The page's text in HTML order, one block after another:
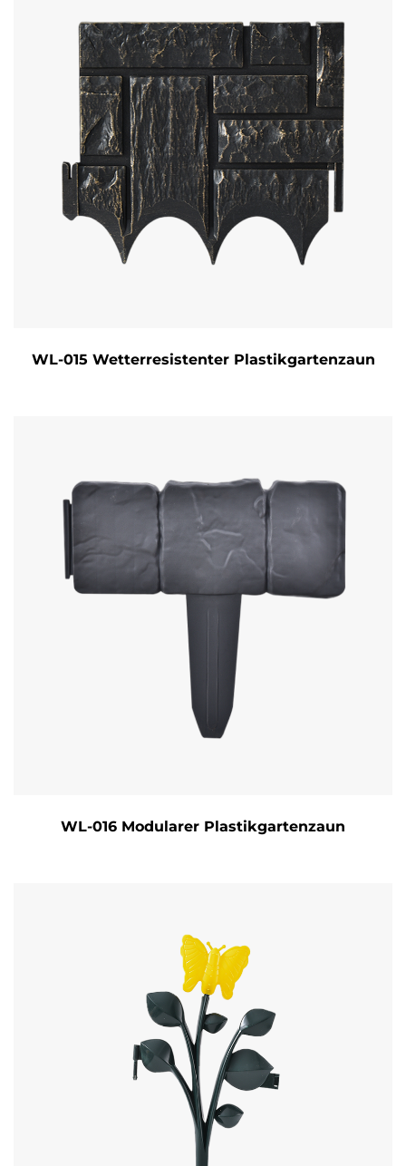
WL-015 Wetterresistenter Plastikgartenzaun
WL-016 Modularer Plastikgartenzaun